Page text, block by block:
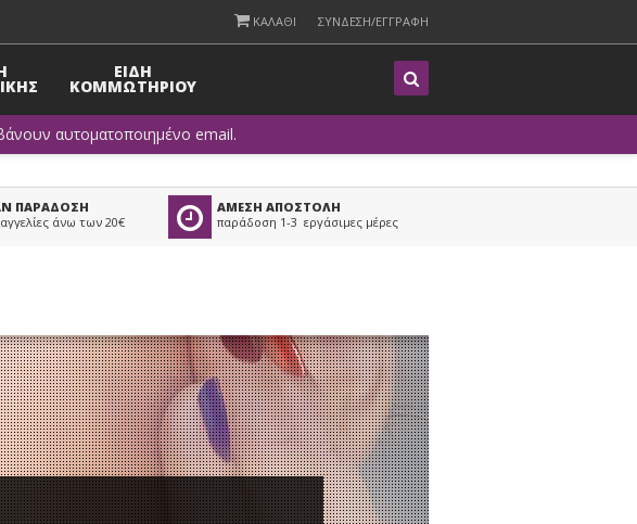
ΚΑΛΑΘΙ ΣΥΝΔΕΣΗ/ΕΓΓΡΑΦΗ
ΕΙΔΗ
ΚΟΜΜΩΤΗΡΙΟΥ
αυτοματοποιημένο email.
ΠΑΡΑΔΟΣΗ
άνω των 20€
ΑΜΕΣΗ ΑΠΟΣΤΟΛΗ
παράδοση 1-3 εργάσιμες μέρες